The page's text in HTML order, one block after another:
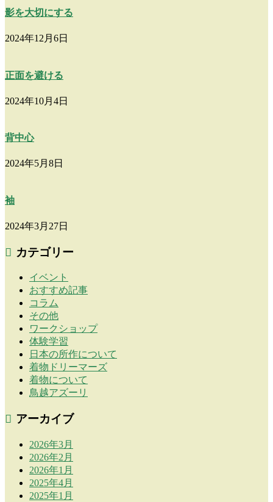
影を大切にする
2024年12月6日
正面を避ける
2024年10月4日
背中心
2024年5月8日
袖
2024年3月27日
カテゴリー
イベント
おすすめ記事
コラム
その他
ワークショップ
体験学習
日本の所作について
着物ドリーマーズ
着物について
鳥越アズーリ
アーカイブ
2026年3月
2026年2月
2026年1月
2025年4月
2025年1月